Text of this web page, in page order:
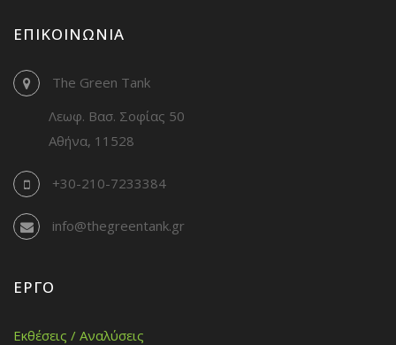
ΕΠΙΚΟΙΝΩΝΊΑ
The Green Tank
Λεωφ. Βασ. Σοφίας 50
Αθήνα, 11528
+30-210-7233384
info@thegreentank.gr
ΈΡΓΟ
Εκθέσεις / Αναλύσεις